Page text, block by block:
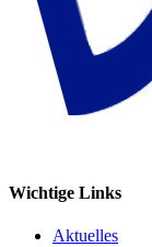
Wichtige Links
Aktuelles